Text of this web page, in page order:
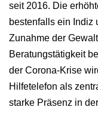
seit 2016. Die
bestenfalls ein Indiz
Zunahme der
Beratungstätigkeit
der Corona-Krise
Hilfetelefon als
starke Präsenz in